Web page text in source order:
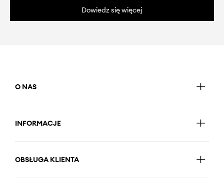
Dowiedz się więcej
O NAS
INFORMACJE
OBSŁUGA KLIENTA